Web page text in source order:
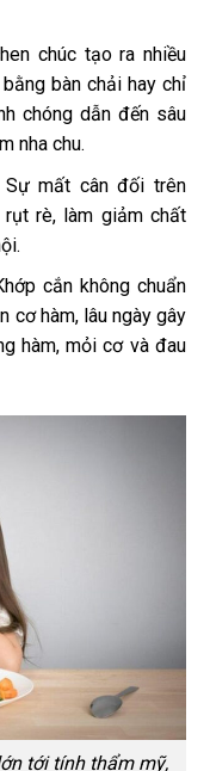
chúc tạo ra nhiều
bàn chải hay chỉ
chóng dẫn đến sâu
nha chu.
Sự mất cân đối trên
rè, làm giảm chất
cắn không chuẩn
cơ hàm, lâu ngày gây
hàm, mỏi cơ và đau
tới tính thẩm mỹ,